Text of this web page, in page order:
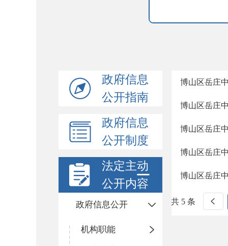
政府信息
公开指南
政府信息
公开制度
法定主动
公开内容
政府信息公开
机构职能
博山区岳庄
博山区岳庄
博山区岳庄
博山区岳庄
博山区岳庄
共 5 条